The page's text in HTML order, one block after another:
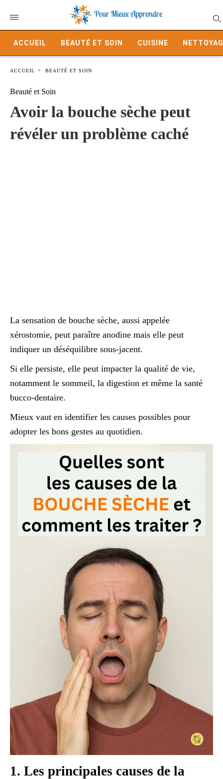
ACCUEIL BEAUTÉ ET SOIN CUISINE
ACCUEIL BEAUTÉ ET SOIN
Beauté et Soin
Avoir la bouche sèche peut
révéler un problème caché
La sensation de bouche sèche, aussi appelée
xérostomie, peut paraître anodine mais elle peut
indiquer un déséquilibre sous-jacent.
Si elle persiste, elle peut impacter la qualité de vie,
notamment le sommeil, la digestion et même la santé
bucco-dentaire.
Mieux vaut en identifier les causes possibles pour
adopter les bons gestes au quotidien.
1. Les principales causes de la